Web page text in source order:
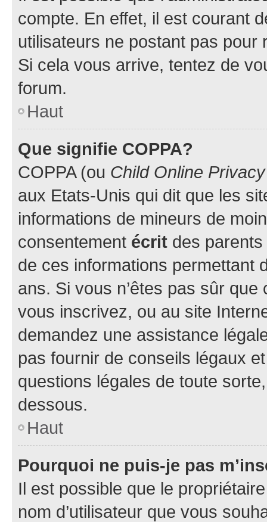
compte. En effet, il est courant
utilisateurs ne postant pas pour
Si cela vous arrive, tentez de
forum.
Haut
Que signifie COPPA?
COPPA (ou Child Online
aux Etats-Unis qui dit que les
informations de mineurs de
consentement écrit des parents
de ces informations permettant
ans. Si vous n’êtes pas sûr
vous inscrivez, ou au site
demandez une assistance
pas fournir de conseils légaux
questions légales de toute
dessous.
Haut
Pourquoi ne puis-je pas
Il est possible que le
nom d’utilisateur que vous